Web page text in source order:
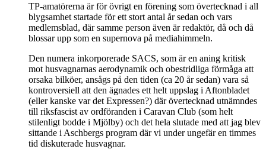
TP-amatörerna är för övrigt en förening som övertecknad i all
blygsamhet startade för ett stort antal år sedan och vars
medlemsblad, där samme person även är redaktör, då och då
blossar upp som en supernova på mediahimmeln.
Den numera inkorporerade SACS, som är en aning kritisk
mot husvagnarnas aerodynamik och obestridliga förmåga att
orsaka bilköer, ansågs på den tiden (ca 20 år sedan) vara så
kontroversiell att den ägnades ett helt uppslag i Aftonbladet
(eller kanske var det Expressen?) där övertecknad utnämndes
till riksfascist av ordföranden i Caravan Club (som helt
stilenligt bodde i Mjölby) och det hela slutade med att jag blev
sittande i Aschbergs program där vi under ungefär en timmes
tid diskuterade husvagnar.